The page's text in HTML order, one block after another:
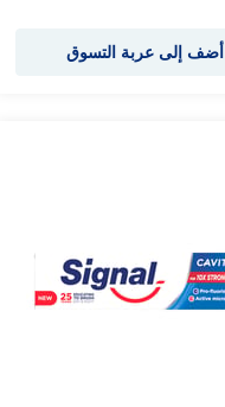
أضف إلى عربة التسوق